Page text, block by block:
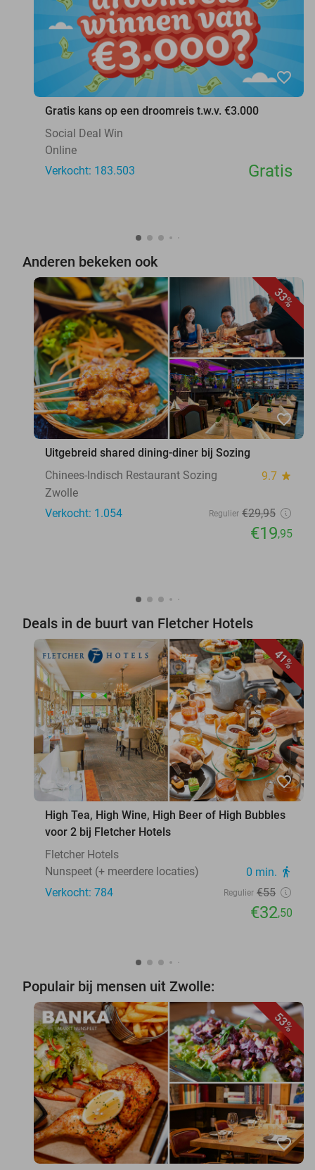
favorite_border
Gratis kans op een droomreis t.w.v. €3.000
Social Deal Win
Online
Verkocht: 183.503
Gratis
Anderen bekeken ook
33%
favorite_border
Uitgebreid shared dining-diner bij Sozing
Chinees-Indisch Restaurant Sozing
9.7 star
Zwolle
Verkocht: 1.054
Regulier €29,95
€19,95
Deals in de buurt van Fletcher Hotels
41%
favorite_border
High Tea, High Wine, High Beer of High Bubbles
voor 2 bij Fletcher Hotels
Fletcher Hotels
Nunspeet (+ meerdere locaties)
0 min. directions_walk
Verkocht: 784 Regulier €55
€32,50
Populair bij mensen uit Zwolle:
53%
favorite_border